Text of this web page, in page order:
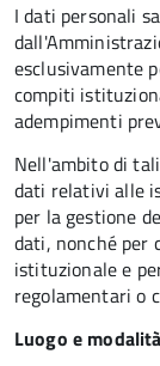
I dati personali
esclusivamente
compiti
adempimenti
Nell'ambito di
dati relativi alle
per la gestione
dati, nonché per
istituzionale e
regolamentari o
Luogo e